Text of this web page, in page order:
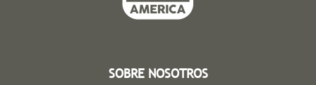
SOBRE NOSOTROS